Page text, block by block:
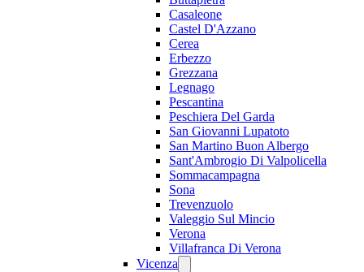
Casaleone
Castel D'Azzano
Cerea
Erbezzo
Grezzana
Legnago
Pescantina
Peschiera Del Garda
San Giovanni Lupatoto
San Martino Buon Albergo
Sant'Ambrogio Di Valpolicella
Sommacampagna
Sona
Trevenzuolo
Valeggio Sul Mincio
Verona
Villafranca Di Verona
Vicenza